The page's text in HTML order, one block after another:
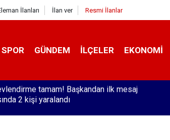
İlanları İlan ver Resmi İlanlar
GÜNDEM İLÇELER EKONOMI
2 kişi yaralandı